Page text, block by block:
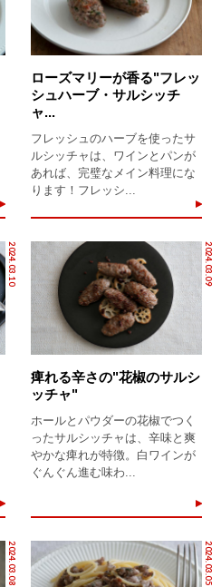
ローズマリーが香る"フレッ
シュハーブ・サルシッチ
ャ...
フレッシュのハーブを使ったサ
ルシッチャは、ワインとパンが
あれば、完璧なメイン料理にな
ります！フレッシ...
2024.03.10 2024.03.09
痺れる辛さの"花椒のサルシ
ッチャ"
ホールとパウダーの花椒でつく
ったサルシッチャは、辛味と爽
やかな痺れが特徴。白ワインが
ぐんぐん進む味わ...
2024.03.08 2024.03.05